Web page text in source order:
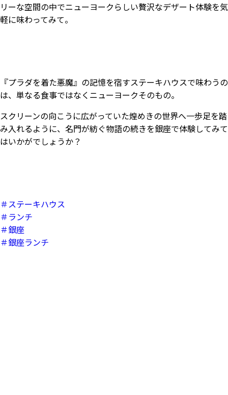
リーな空間の中でニューヨークらしい贅沢なデザート体験を気
軽に味わってみて。
『プラダを着た悪魔』の記憶を宿すステーキハウスで味わうの
は、単なる食事ではなくニューヨークそのもの。
スクリーンの向こうに広がっていた煌めきの世界へ一歩足を踏
み入れるように、名門が紡ぐ物語の続きを銀座で体験してみて
はいかがでしょうか？
＃ステーキハウス
＃ランチ
＃銀座
＃銀座ランチ